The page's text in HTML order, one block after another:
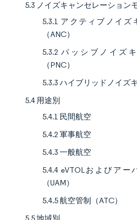
5.3 ノイズキャンセレーション
5.3.1 アクティブノイ
（ANC）
5.3.2 パッシブノイズ
（PNC）
5.3.3 ハイブリッドノイズ
5.4 用途別
5.4.1 民間航空
5.4.2 軍事航空
5.4.3 一般航空
5.4.4 eVTOLおよびア
（UAM）
5.4.5 航空管制（ATC）